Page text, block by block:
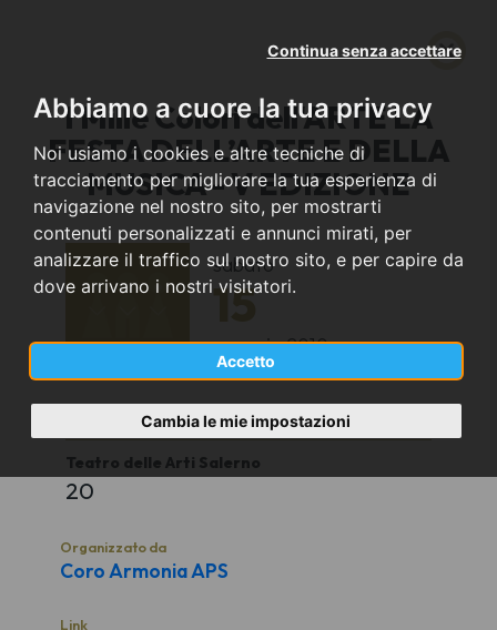
Abbiamo a cuore la tua privacy
Noi usiamo i cookies e altre tecniche di
tracciamento per migliorare la tua esperienza di
navigazione nel nostro sito, per mostrarti
contenuti personalizzati e annunci mirati, per
analizzare il traffico sul nostro sito, e per capire da
dove arrivano i nostri visitatori.
Accetto
Continua senza accettare
Cambia le mie impostazioni
I Mille Colori dell'ARTE LA
FESTA DELL’ARTE E DELLA
MUSICA - V EDIZIONE
sabato
15
maggio2010
Salerno (SA)
Teatro delle Arti Salerno
20
Organizzato da
Coro Armonia APS
Link